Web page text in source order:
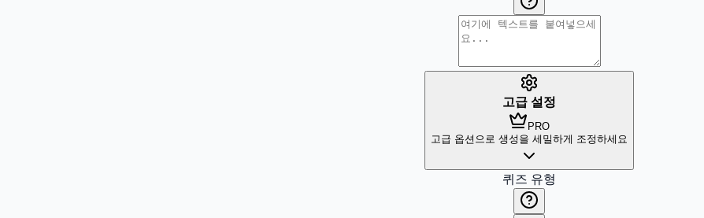
고급 설정
PRO
고급 옵션으로 생성을 세밀하게 조정하세요
퀴즈 유형